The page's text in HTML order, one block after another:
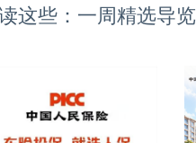
这些：一周精选导览